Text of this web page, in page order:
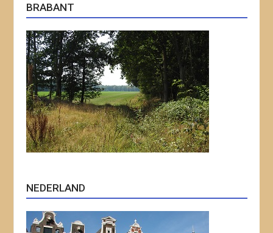
BRABANT
NEDERLAND